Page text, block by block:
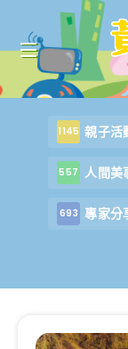
1145 親子活
557 人間美
693 專家分